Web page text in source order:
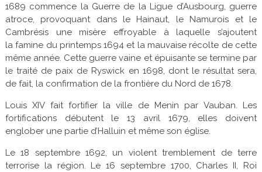
1689 commence la Guerre de la Ligue d’Ausbourg, guerre
atroce, provoquant dans le Hainaut, le Namurois et le
Cambrésis une misère effroyable à laquelle s’ajoutent
la famine du printemps 1694 et la mauvaise récolte de cette
même année. Cette guerre vaine et épuisante se termine par
le traité de paix de Ryswick en 1698, dont le résultat sera,
de fait, la confirmation de la frontière du Nord de 1678.
Louis XIV fait fortifier la ville de Menin par Vauban. Les
fortifications débutent le 13 avril 1679, elles doivent
englober une partie d’Halluin et même son église.
Le 18 septembre 1692, un violent tremblement de terre
terrorise la région. Le 16 septembre 1700, Charles II, Roi